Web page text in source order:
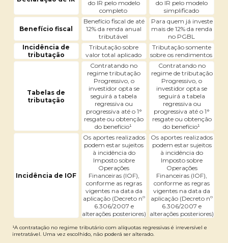
do IR pelo modelo
completo
do IR pelo modelo
simplificado
Benefício fiscal
Benefício fiscal de até
12% da renda anual
tributável
Para quem já investe
mais de 12% da renda
no PGBL
Incidência de
tributação
Tributação sobre
valor total aplicado
Tributação somente
sobre os rendimentos
Tabelas de
tributação
Contratando no
regime tributação
Progressivo, o
investidor opta se
seguirá a tabela
regressiva ou
progressiva até o 1°
resgate ou obtenção
do benefício¹
Contratando no
regime de tributação
Progressivo, o
investidor opta se
seguirá a tabela
regressiva ou
progressiva até o 1°
resgate ou obtenção
do benefício¹
Incidência de IOF
Os aportes realizados
podem estar sujeitos
à incidência do
Imposto sobre
Operações
Financeiras (IOF),
conforme as regras
vigentes na data da
aplicação (Decreto nº
6.306/2007 e
alterações posteriores)
Os aportes realizados
podem estar sujeitos
à incidência do
Imposto sobre
Operações
Financeiras (IOF),
conforme as regras
vigentes na data da
aplicação (Decreto nº
6.306/2007 e
alterações posteriores)
¹A contratação no regime tributário com alíquotas regressivas é irreversível e
irretratável. Uma vez escolhido, não poderá ser alterado.